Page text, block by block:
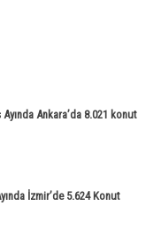
Ankara’da 8.021 konut
İzmir’de 5.624 Konut